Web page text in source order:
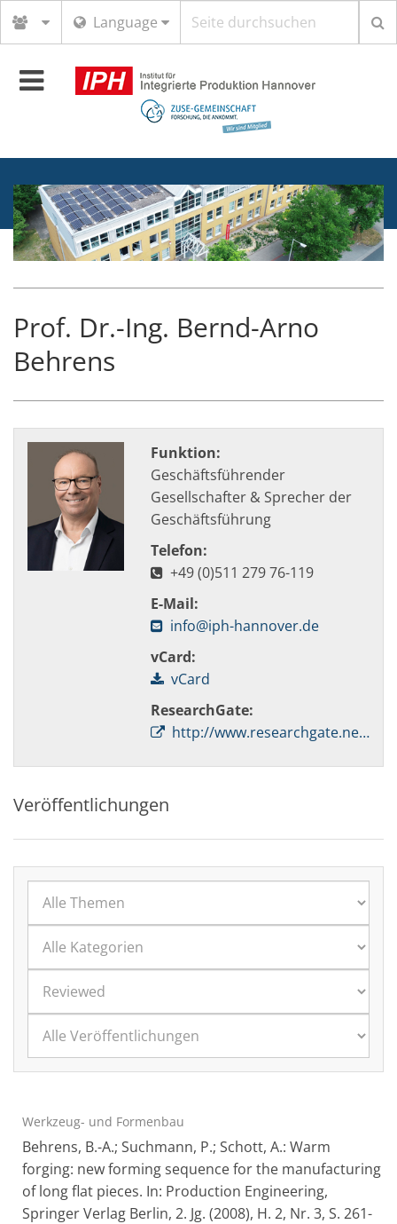
Language
Toggle
navigation
Prof. Dr.-Ing. Bernd-Arno
Behrens
Funktion:
Geschäftsführender
Gesellschafter & Sprecher der
Geschäftsführung
Telefon:
+49 (0)511 279 76-119
E-Mail:
info@iph-hannover.de
vCard:
vCard
ResearchGate:
http://www.researchgate.net/profile/Bernd-Arno_Behrens
Veröffentlichungen
Werkzeug- und Formenbau
Behrens, B.-A.; Suchmann, P.; Schott, A.: Warm
forging: new forming sequence for the manufacturing
of long flat pieces. In: Production Engineering,
Springer Verlag Berlin, 2. Jg. (2008), H. 2, Nr. 3, S. 261-